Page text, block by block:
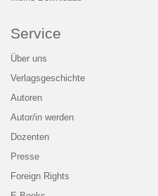
Service
Über uns
Verlagsgeschichte
Autoren
Autor/in werden
Dozenten
Presse
Foreign Rights